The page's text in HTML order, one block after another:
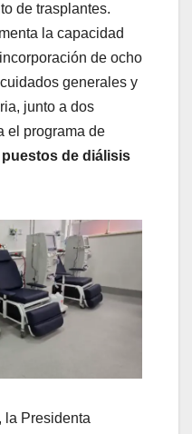
de trasplantes.
la capacidad
de ocho
generales y
junto a dos
el programa de
de diálisis
la Presidenta